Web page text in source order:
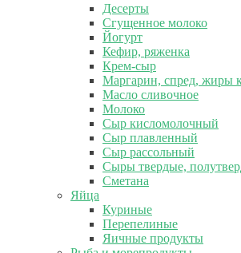
Десерты
Сгущенное молоко
Йогурт
Кефир, ряженка
Крем-сыр
Маргарин, спред, жиры
Масло сливочное
Молоко
Сыр кисломолочный
Сыр плавленный
Сыр рассольный
Сыры твердые,
Сметана
Яйца
Куриные
Перепелиные
Яичные продукты